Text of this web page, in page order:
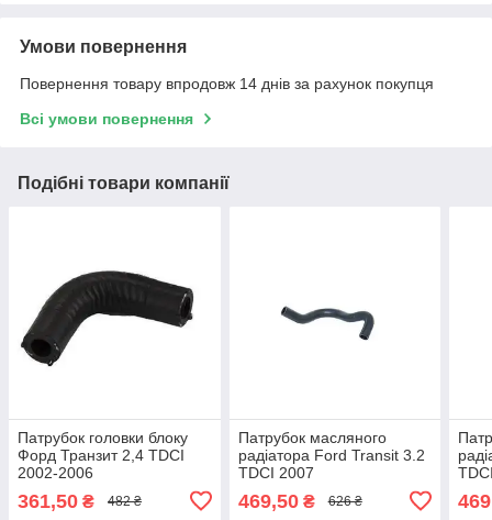
Умови повернення
Повернення товару впродовж 14 днів за рахунок покупця
Всі умови повернення
Подібні товари компанії
Патрубок головки блоку
Форд Транзит 2,4 TDCI
2002-2006
361,50 ₴ 482 ₴
Патрубок масляного
радіатора Ford Transit 3.2
TDCI 2007
469,50₴ 626 ₴